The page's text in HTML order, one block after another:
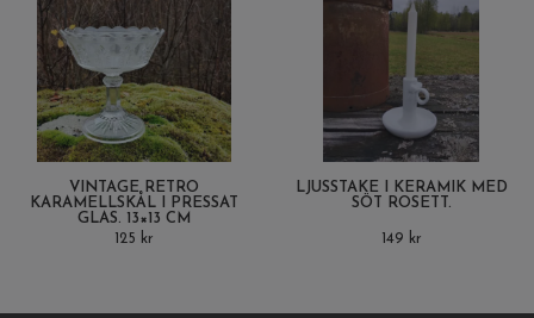
VINTAGE RETRO
KARAMELLSKÅL I PRESSAT
GLAS. 13×13 CM
125 kr
LJUSSTAKE I KERAMIK MED
SÖT ROSETT.
149 kr